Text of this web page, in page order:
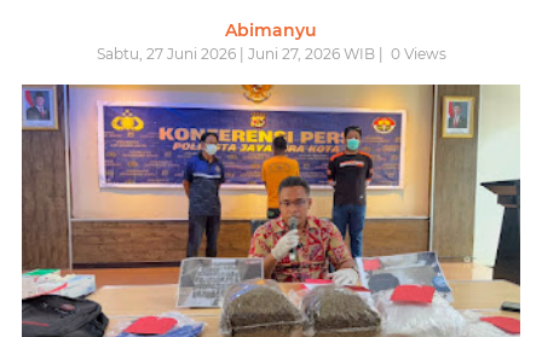
Abimanyu
Sabtu, 27 Juni 2026 | Juni 27, 2026 WIB | 0Views